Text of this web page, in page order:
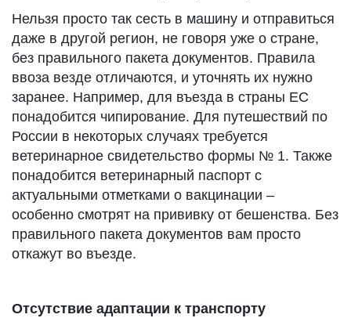
Нельзя просто так сесть в машину и отправиться
даже в другой регион, не говоря уже о стране,
без правильного пакета документов. Правила
ввоза везде отличаются, и уточнять их нужно
заранее. Например, для въезда в страны ЕС
понадобится чипирование. Для путешествий по
России в некоторых случаях требуется
ветеринарное свидетельство формы № 1. Также
понадобится ветеринарный паспорт с
актуальными отметками о вакцинации –
особенно смотрят на прививку от бешенства. Без
правильного пакета документов вам просто
откажут во въезде.
Отсутствие адаптации к транспорту